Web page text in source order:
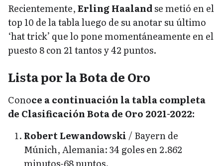
Recientemente,Erling Haalandse metió en el
top 10 de la tabla luego de su anotar su último
‘hat trick’ que lo pone momentáneamente en el
puesto 8 con 21 tantos y 42 puntos.
Lista por la Bota de Oro
Conoce a continuación la tabla completa
de Clasificación Bota de Oro 2021-2022:
Robert Lewandowski / Bayern de
Múnich, Alemania: 34 goles en 2.862
minutos-68 puntos.